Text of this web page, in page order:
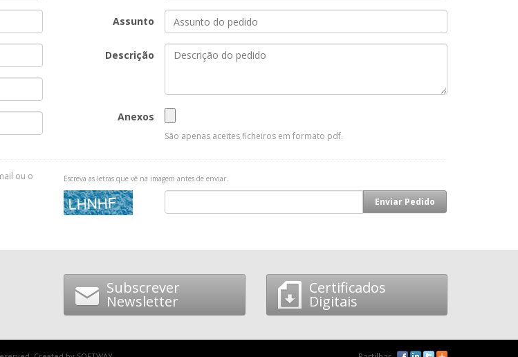
Assunto
Descrição
Anexos
São apenas aceites ficheiros em formato pdf.
ou o
Escreva as letras que vê na imagem antes de enviar.
Subscrever
Newsletter
Certificados
Digitais